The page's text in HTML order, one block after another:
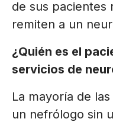
de sus pacientes
remiten a un
¿Quién es el
servicios de
La mayoría de
un nefrólogo sin